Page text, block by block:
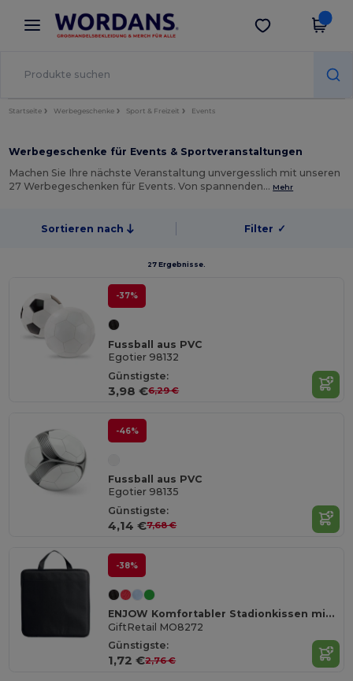
× Wordans App
Bessere Preise in der App!
App holen
Startseite Werbegeschenke Sport & Freizeit Events
Werbegeschenke für Events & Sportveranstaltungen
Machen Sie Ihre nächste Veranstaltung unvergesslich mit unseren
27 Werbegeschenken für Events. Von spannenden… Mehr
Sortieren nach Filter ✓
27 Ergebnisse.
-37%
Fussball aus PVC
Egotier 98132
Günstigste:
3,98 €6,29 €
-46%
Fussball aus PVC
Egotier 98135
Günstigste:
4,14 €7,68 €
-38%
ENJOW Komfortabler Stadionkissen mit Tasche
GiftRetail MO8272
Günstigste:
1,72 €2,76 €